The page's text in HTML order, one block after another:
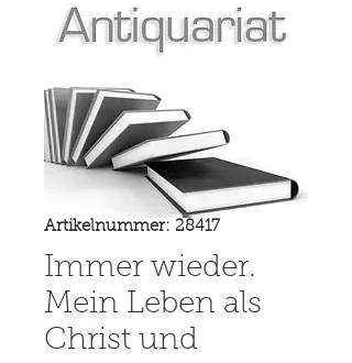
Artikelnummer: 28417
Immer wieder.
Mein Leben als
Christ und